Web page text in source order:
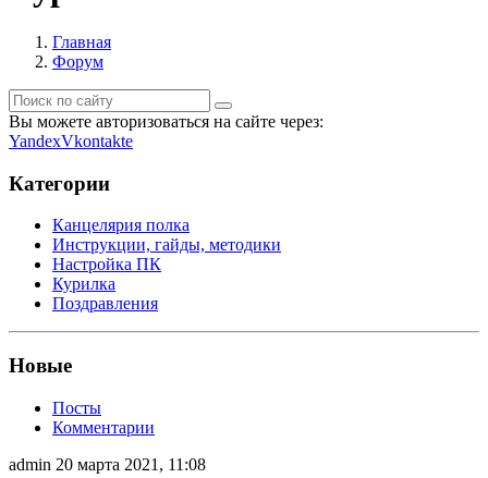
Главная
Форум
Вы можете авторизоваться на сайте через:
YandexVkontakte
Категории
Канцелярия полка
Инструкции, гайды, методики
Настройка ПК
Курилка
Поздравления
Новые
Посты
Комментарии
admin 20 марта 2021, 11:08